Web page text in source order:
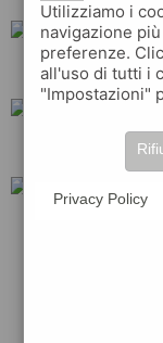
tamoil
Utilizziamo i
navigazione
preferenze.
all'uso di tutti i
"Impostazioni"
Privacy Policy